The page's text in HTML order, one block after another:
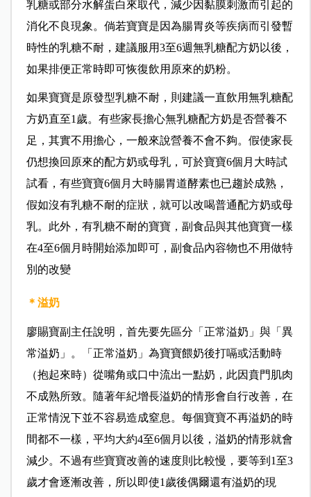
乳糖或部分水解蛋白來取代，減少因黏膜刺激而引起的
消化不良現象。倘若寶寶是因為腸胃炎等疾病而引發暫
時性的乳糖不耐，建議服用3至6週無乳糖配方奶以後，
如果排便正常時即可恢復飲用原來的奶粉。
如果寶寶是原發型乳糖不耐，則建議一直飲用無乳糖配
方奶直至1歲。有些家長擔心無乳糖配方奶是否營養不
足，其實不用擔心，一般來說營養不會不夠。假使家長
仍想換回原來的配方奶或母乳，可於寶寶6個月大時試
試看，有些寶寶6個月大時腸胃道酵素也已趨於成熟，
假如沒有乳糖不耐的症狀，就可以改喝普通配方奶或母
乳。此外，有乳糖不耐的寶寶，副食品與其他寶寶一樣
在4至6個月時開始添加即可，副食品內容物也不用做特
別的改變
＊溢奶
廖賜寶副主任說明，首先要先區分「正常溢奶」與「異
常溢奶」。「正常溢奶」為寶寶餵奶後打嗝或活動時
（抱起來時）從嘴角或口中流出一點奶，此因賁門肌肉
不成熟所致。隨著年紀增長溢奶的情形會自行改善，在
正常情況下並不容易造成窒息。每個寶寶不再溢奶的時
間都不一樣，平均大約4至6個月以後，溢奶的情形就會
減少。不過有些寶寶改善的速度則比較慢，要等到1至3
歲才會逐漸改善，所以即使1歲後偶爾還有溢奶的現